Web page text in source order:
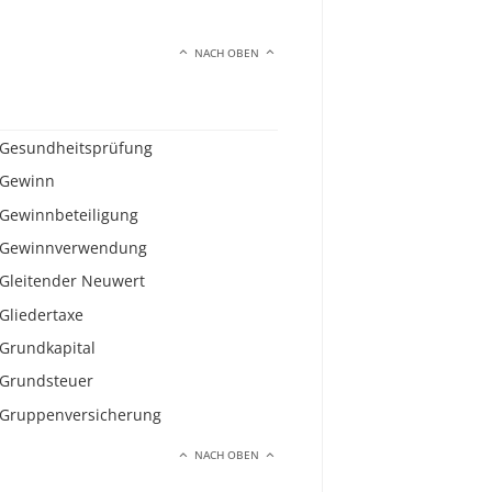
NACH OBEN
Gesundheitsprüfung
Gewinn
Gewinnbeteiligung
Gewinnverwendung
Gleitender Neuwert
Gliedertaxe
Grundkapital
Grundsteuer
Gruppenversicherung
NACH OBEN